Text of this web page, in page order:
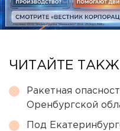
ЧИТАЙТЕ
Ракетная
Оренбургской
Под